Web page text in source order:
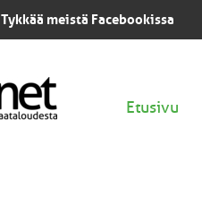
Tykkää meistä Facebookissa
Etusivu